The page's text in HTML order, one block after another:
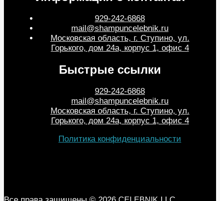
929-242-6868
mail@shampuncelebnik.ru
Московская область, г. Ступино, ул.
Горького, дом 24а, корпус 1, офис 4
Быстрые ссылки
929-242-6868
mail@shampuncelebnik.ru
Московская область, г. Ступино, ул.
Горького, дом 24а, корпус 1, офис 4
Политика конфиденциальности